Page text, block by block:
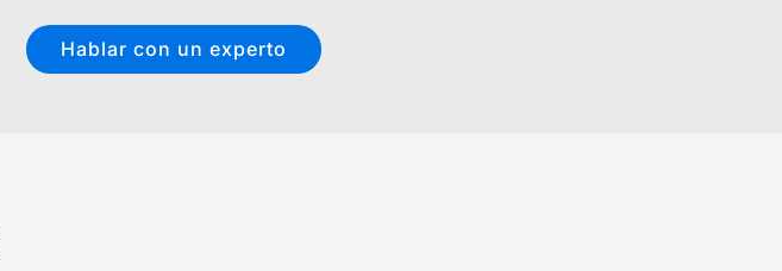
Hablar con un experto